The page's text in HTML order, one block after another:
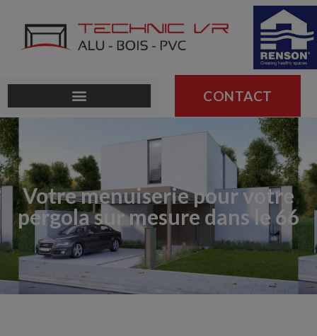
CONTACT
Votre menuiserie pour votre
pergola sur mesure dans le 66